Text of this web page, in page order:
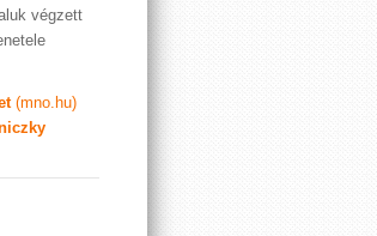
végzett
(mno.hu)